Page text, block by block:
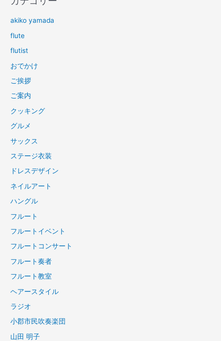
akiko yamada
flute
flutist
おでかけ
ご挨拶
ご案内
クッキング
グルメ
サックス
ステージ衣装
ドレスデザイン
ネイルアート
ハングル
フルート
フルートイベント
フルートコンサート
フルート奏者
フルート教室
ヘアースタイル
ラジオ
小郡市民吹奏楽団
山田 明子